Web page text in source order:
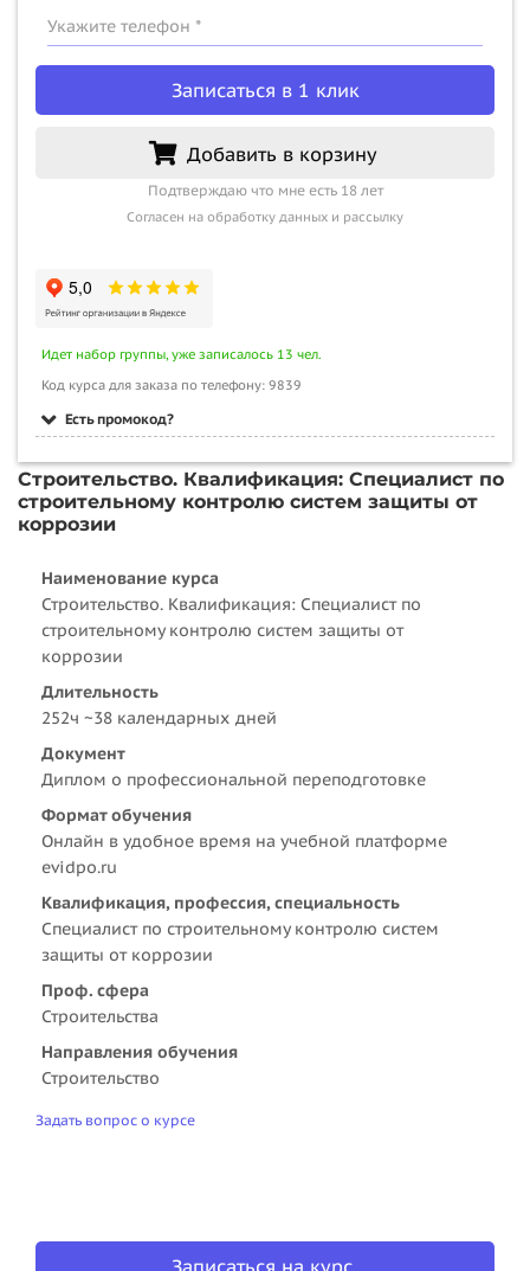
Укажите телефон *
Записаться в 1 клик
Добавить в корзину
Подтверждаю что мне есть 18 лет
Согласен на обработку данных и рассылку
Идет набор группы, уже записалось 13 чел.
Код курса для заказа по телефону: 9839
Есть промокод?
Строительство. Квалификация: Специалист по
строительному контролю систем защиты от
коррозии
Наименование курса
Строительство. Квалификация: Специалист по
строительному контролю систем защиты от
коррозии
Длительность
252ч ~38 календарных дней
Документ
Диплом о профессиональной переподготовке
Формат обучения
Онлайн в удобное время на учебной платформе
evidpo.ru
Квалификация, профессия, специальность
Специалист по строительному контролю систем
защиты от коррозии
Проф. сфера
Строительства
Направления обучения
Строительство
Задать вопрос о курсе